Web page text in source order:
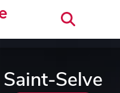
Saint-Selve